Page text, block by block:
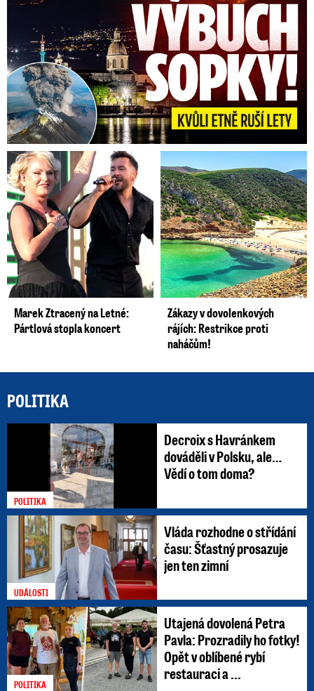
Marek Ztracený na Letné:
Pártlová stopla koncert
Zákazy v dovolenkových
rájích: Restrikce proti
naháčům!
POLITIKA
POLITIKA
Decroix s Havránkem
dováděli v Polsku, ale…
Vědí o tom doma?
UDÁLOSTI
Vláda rozhodne o střídání
času: Šťastný prosazuje
jen ten zimní
POLITIKA
Utajená dovolená Petra
Pavla: Prozradily ho fotky!
Opět v oblíbené rybí
restauraci a ...